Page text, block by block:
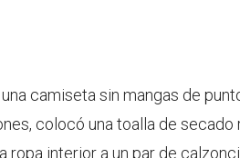
camiseta sin mangas de
colocó una toalla de
ropa interior a un par de